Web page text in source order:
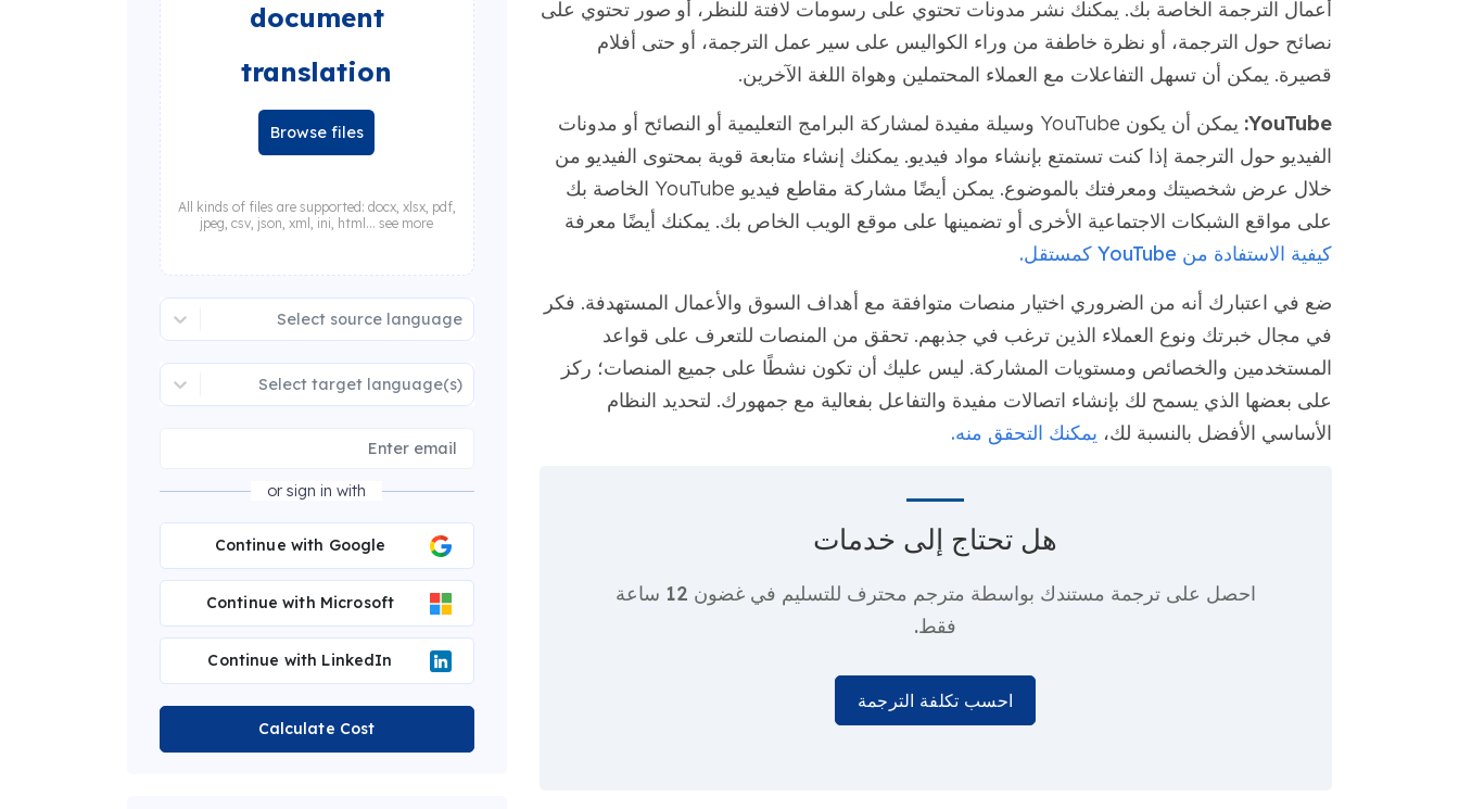
أعمال الترجمة الخاصة بك. يمكنك نشر مدونات تحتوي على رسومات لافتة للنظر، أو صور تحتوي على
نصائح حول الترجمة، أو نظرة خاطفة من وراء الكواليس على سير عمل الترجمة، أو حتى أفلام
قصيرة. يمكن أن تسهل التفاعلات مع العملاء المحتملين وهواة اللغة الآخرين.
YouTube:
يمكن أن يكون YouTube وسيلة مفيدة لمشاركة البرامج التعليمية أو النصائح أو مدونات
الفيديو حول الترجمة إذا كنت تستمتع بإنشاء مواد فيديو. يمكنك إنشاء متابعة قوية بمحتوى الفيديو من
خلال عرض شخصيتك ومعرفتك بالموضوع. يمكن أيضًا مشاركة مقاطع فيديو YouTube الخاصة بك
على مواقع الشبكات الاجتماعية الأخرى أو تضمينها على موقع الويب الخاص بك. يمكنك أيضًا معرفة
كيفية الاستفادة من YouTube كمستقل.
ضع في اعتبارك أنه من الضروري اختيار منصات متوافقة مع أهداف السوق والأعمال المستهدفة. فكر
في مجال خبرتك ونوع العملاء الذين ترغب في جذبهم. تحقق من المنصات للتعرف على قواعد
المستخدمين والخصائص ومستويات المشاركة. ليس عليك أن تكون نشطًا على جميع المنصات؛ ركز
على بعضها الذي يسمح لك بإنشاء اتصالات مفيدة والتفاعل بفعالية مع جمهورك. لتحديد النظام
الأساسي الأفضل بالنسبة لك، يمكنك التحقق منه.
هل تحتاج إلى خدمات
احصل على ترجمة مستندك بواسطة مترجم محترف
للتسليم في غضون 12 ساعة
فقط.
احسب تكلفة الترجمة
document
translation
Browse files
All kinds of files are supported: docx, xlsx, pdf,
jpeg, csv, json, xml, ini, html... see more
Select source language
Select target language(s)
or sign in with
Continue with Google
Continue with Microsoft
Continue with LinkedIn
Calculate Cost